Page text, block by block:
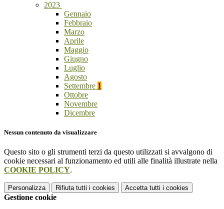
2023
Gennaio
Febbraio
Marzo
Aprile
Maggio
Giugno
Luglio
Agosto
Settembre 1
Ottobre
Novembre
Dicembre
Nessun contenuto da visualizzare
Questo sito o gli strumenti terzi da questo utilizzati si avvalgono di
cookie necessari al funzionamento ed utili alle finalità illustrate nella
COOKIE POLICY.
Personalizza Rifiuta tutti i cookies Accetta tutti i cookies
Gestione cookie